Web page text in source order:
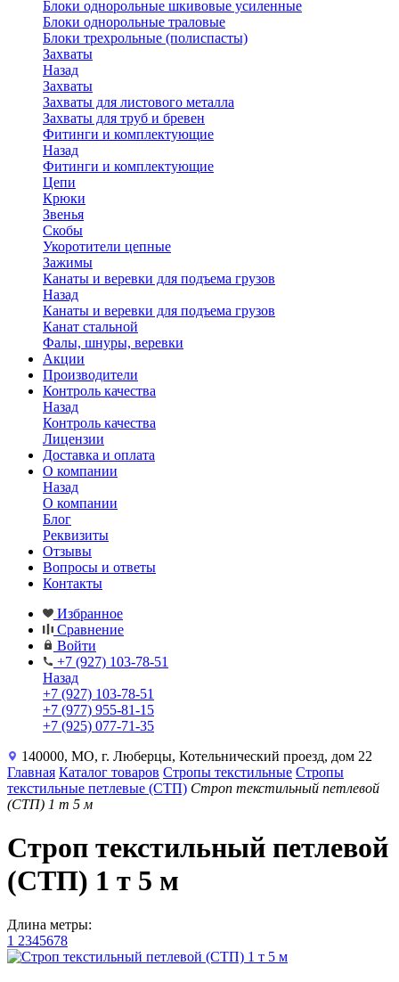
Блоки однорольные шкивовые усиленные
Блоки однорольные траловые
Блоки трехрольные (полиспасты)
Захваты
Назад
Захваты
Захваты для листового металла
Захваты для труб и бревен
Фитинги и комплектующие
Назад
Фитинги и комплектующие
Цепи
Крюки
Звенья
Скобы
Укоротители цепные
Зажимы
Канаты и веревки для подъема грузов
Назад
Канаты и веревки для подъема грузов
Канат стальной
Фалы, шнуры, веревки
Акции
Производители
Контроль качества
Назад
Контроль качества
Лицензии
Доставка и оплата
О компании
Назад
О компании
Блог
Реквизиты
Отзывы
Вопросы и ответы
Контакты
Избранное
Сравнение
Войти
+7 (927) 103-78-51
Назад
+7 (927) 103-78-51
+7 (977) 955-81-15
+7 (925) 077-71-35
140000, МО, г. Люберцы, Котельнический проезд, дом 22
Главная Каталог товаров Стропы текстильные Стропы
текстильные петлевые (СТП) Строп текстильный петлевой
(СТП) 1 т 5 м
Строп текстильный петлевой
(СТП) 1 т 5 м
Длина метры:
1 2345678